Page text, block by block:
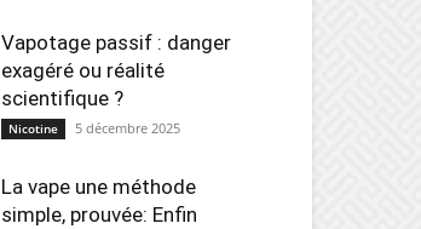
Vapotage passif : danger
exagéré ou réalité
scientifique ?
Nicotine 5 décembre 2025
La vape une méthode
simple, prouvée: Enfin